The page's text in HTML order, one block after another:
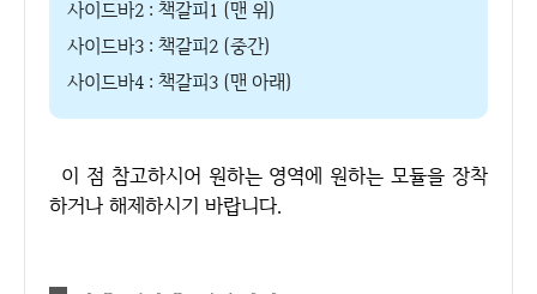
사이드바2 : 책갈피1 (맨 위)
사이드바3 : 책갈피2 (중간)
사이드바4 : 책갈피3 (맨 아래)
이 점 참고하시어 원하는 영역에 원하는 모듈을 장착
하거나 해제하시기 바랍니다.